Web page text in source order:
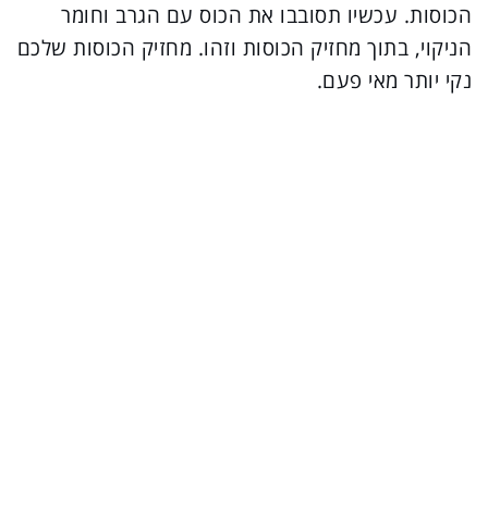
הכוסות. עכשיו תסובבו את הכוס עם הגרב וחומר
הניקוי, בתוך מחזיק הכוסות וזהו. מחזיק הכוסות שלכם
נקי יותר מאי פעם.